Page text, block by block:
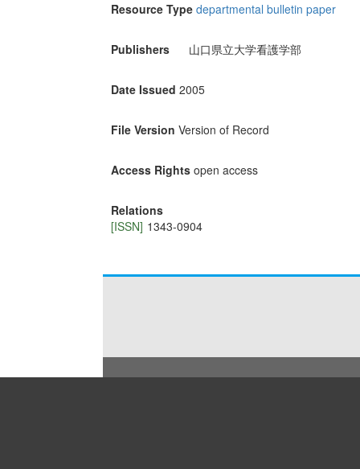
Resource Type departmental bulletin paper
Publishers 山口県立大学看護学部
Date Issued 2005
File Version Version of Record
Access Rights open access
Relations
[ISSN] 1343-0904